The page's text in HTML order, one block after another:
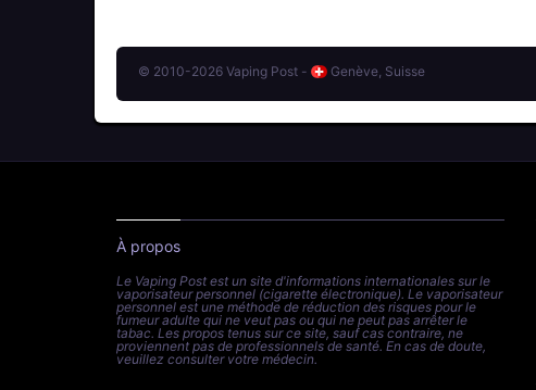
© 2010-2026 Vaping Post - Genève, Suisse
À propos
Le Vaping Post est un site d'informations internationales sur le
vaporisateur personnel (cigarette électronique). Le vaporisateur
personnel est une méthode de réduction des risques pour le
fumeur adulte qui ne veut pas ou qui ne peut pas arrêter le
tabac. Les propos tenus sur ce site, sauf cas contraire, ne
proviennent pas de professionnels de santé. En cas de doute,
veuillez consulter votre médecin.